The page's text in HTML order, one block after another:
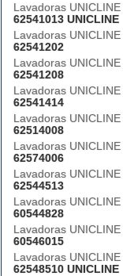
Lavadoras UNICLINE
62541013 UNICLINE
Lavadoras UNICLINE
62541202
Lavadoras UNICLINE
62541208
Lavadoras UNICLINE
62541414
Lavadoras UNICLINE
62514008
Lavadoras UNICLINE
62574006
Lavadoras UNICLINE
62544513
Lavadoras UNICLINE
60544828
Lavadoras UNICLINE
60546015
Lavadoras UNICLINE
62548510 UNICLINE